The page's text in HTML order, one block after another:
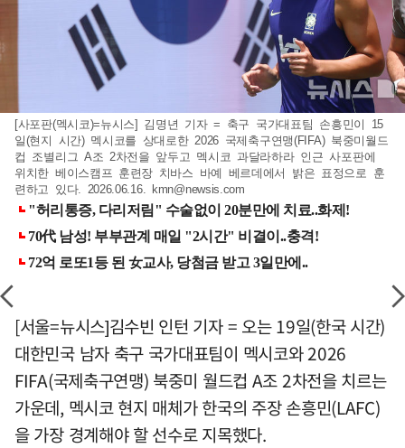
[사포판(멕시코)=뉴시스] 김명년 기자 = 축구 국가대표팀 손흥민이 15
일(현지 시간) 멕시코를 상대로한 2026 국제축구연맹(FIFA) 북중미월드
컵 조별리그 A조 2차전을 앞두고 멕시코 과달라하라 인근 사포판에
위치한 베이스캠프 훈련장 치바스 바예 베르데에서 밝은 표정으로 훈
련하고 있다. 2026.06.16.
kmn@newsis.com
[서울=뉴시스]김수빈 인턴 기자 = 오는 19일(한국 시간)
대한민국 남자 축구 국가대표팀이 멕시코와 2026
FIFA(국제축구연맹) 북중미 월드컵 A조 2차전을 치르는
가운데, 멕시코 현지 매체가 한국의 주장 손흥민(LAFC)
을 가장 경계해야 할 선수로 지목했다.